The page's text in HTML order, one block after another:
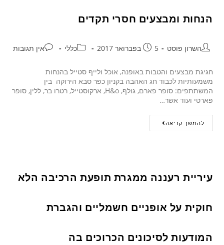
הנחות ומבצעים חסרי תקדים
השרון פוסט 5 בפברואר 2017 כללי אין תגובות
חגיגת מבצעים והטבות באופנה, אוכל ולייף סטייל בהנחות
משמעותיות לכבוד חג האהבה בקניון כפר סבא הירוקה בין
המשתתפים: סופר פארם, גולף, H&o, ארקוסטייל, רטרו בר, ללין, סופר
פארטי ועוד אשר…
להמשך קריאה
עיריית רעננה ממגרת תופעת הרכיבה הלא
חוקית על אופניים חשמליים והגברת
המודעות לסיכונים הכרוכים בה